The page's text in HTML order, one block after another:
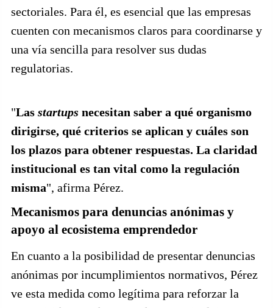
sectoriales. Para él, es esencial que las empresas
cuenten con mecanismos claros para coordinarse y
una vía sencilla para resolver sus dudas
regulatorias.
"Las startups necesitan saber a qué organismo
dirigirse, qué criterios se aplican y cuáles son
los plazos para obtener respuestas. La claridad
institucional es tan vital como la regulación
misma", afirma Pérez.
Mecanismos para denuncias anónimas y
apoyo al ecosistema emprendedor
En cuanto a la posibilidad de presentar denuncias
anónimas por incumplimientos normativos, Pérez
ve esta medida como legítima para reforzar la